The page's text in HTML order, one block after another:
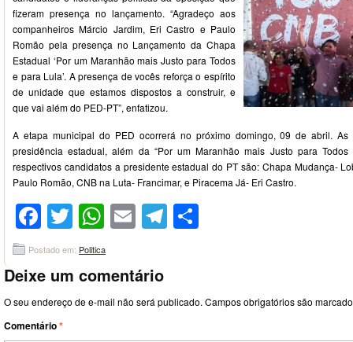
fizeram presença no lançamento. “Agradeço aos
companheiros Márcio Jardim, Eri Castro e Paulo
Romão pela presença no Lançamento da Chapa
Estadual ‘Por um Maranhão mais Justo para Todos
e para Lula’. A presença de vocês reforça o espírito
de unidade que estamos dispostos a construir, e
que vai além do PED-PT”, enfatizou.
A etapa municipal do PED ocorrerá no próximo domingo, 09 de abril. As
presidência estadual, além da “Por um Maranhão mais Justo para
respectivos candidatos a presidente estadual do PT são: Chapa Mudança-
Paulo Romão, CNB na Luta- Francimar, e Piracema Já- Eri Castro.
Facebook
Twitter
WhatsApp
EmailTelegram
Postado em: Politica
Deixe um comentário
O seu endereço de e-mail não será publicado. Campos obrigatórios são
Comentário*